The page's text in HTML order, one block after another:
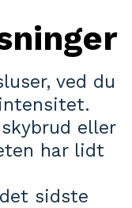
ved du
eller
har lidt
sidste